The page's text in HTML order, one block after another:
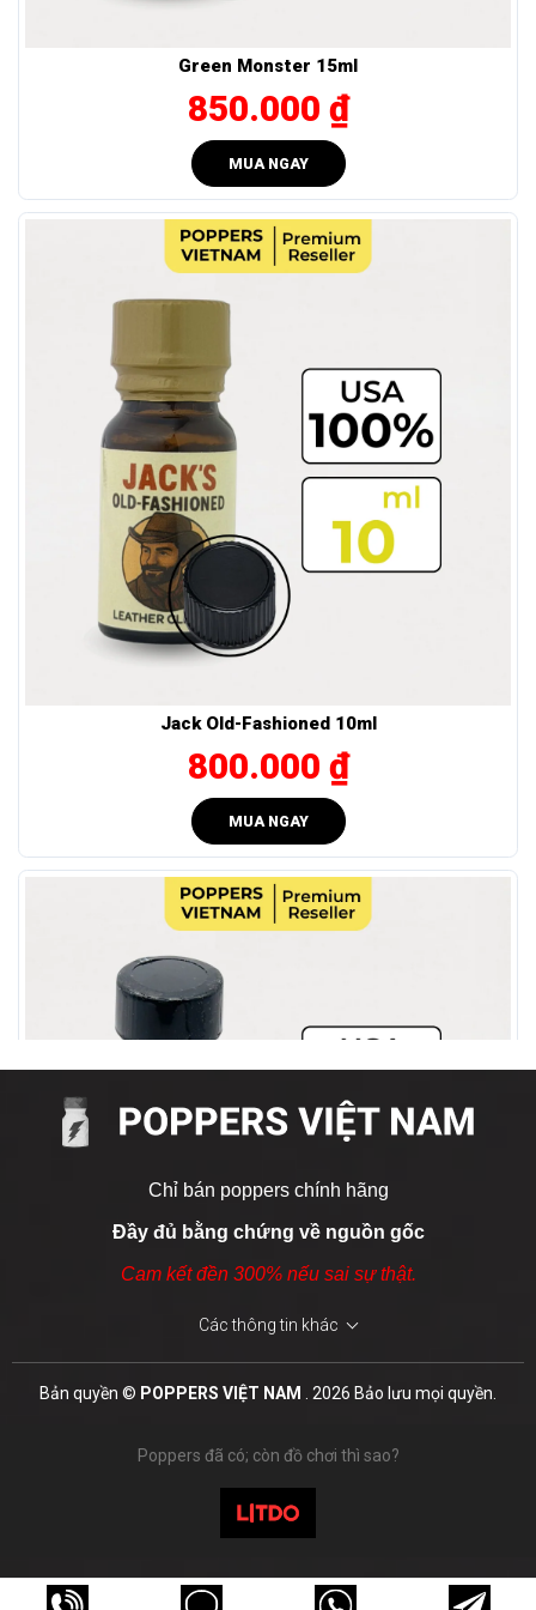
Sub-Zero Jackpot mang lại tác dụng thư giãn sâu nhưng có
kiểm soát, giúp người dùng giữ phong độ ổn định trong suốt
cuộc chơi mà không bị mệt hay choáng:
Thư giãn toàn thân – giúp dễ thả lỏng: Giãn cơ đều,
không quá nhanh, không gây sốc – hỗ trợ trạng thái sẵn
sàng một cách tự nhiên.
Duy trì khoái cảm ổn định – không tụt lực giữa chừng:
Tác dụng bám lâu, không cần dùng lặp lại liên tục, giúp
Hạn chế tối đa tác dụng phụ: Không gây nhức đầu,
không gây mỏi cơ hoặc choáng sau khi dùng – phù hợp
để sử dụng trong không gian kín hoặc thời gian dài.
Hướng dẫn sử dụng – Bảo quản SUB-ZERO
JACKPOT 15ml đúng cách
Popper Sub-Zero Jackpot 15ml
đảm bảo hiệu quả và an toàn:
Liều lượng khuyến nghị
Bắt đầu với 1 lần hít nhẹ (không hít quá 2 lần liên tiếp).
Cách sử dụng và bảo quản
Giữ chai cách mũi 2–3cm, hít nhẹ 1–2 giây là đủ.
Đậy kín nắp ngay sau khi dùng, tránh tiếp xúc không khí
Bảo quản nơi khô, mát (<15°C), tránh nắng và nguồn
Không sang chiết; dùng trong vòng 6 tháng kể từ khi mở
Lưu ý: Chi tiếtHDSD poppers an toànđã được minh hoạ
trực quan ngay bên dưới.
: gây nôn và đến bác sĩ ngay lập tức.
Cảm giác thực tế & Thời gian tác dụng của SUB-
ZERO JACKPOT 15ml
Green Monster 15ml
850.000 ₫
MUA NGAY
Jack Old-Fashioned 10ml
800.000 ₫
MUA NGAY
Leather & Tobacco 15ml
Pig Sweat 30ml
Chỉ bán poppers chính hãng
Đầy đủ bằng chứng về nguồn gốc
Cam kết đền 300% nếu sai sự thật.
Các thông tin khác
Bản quyền © POPPERS VIỆT NAM . 2026 Bảo lưu mọi quyền.
Poppers đã có; còn đồ chơi thì sao?